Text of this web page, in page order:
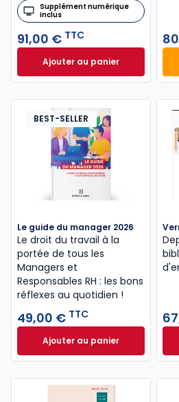
Supplément numérique
inclus
91,00 € TTC
Ajouter au panierCode de l'urbanisme
BEST-SELLER
Le guide du manager 2026
Le droit du travail à la
portée de tous les
Managers et
Responsables RH : les bons
réflexes au quotidien !
49,00 € TTC
Ajouter au panierLe guide du manager